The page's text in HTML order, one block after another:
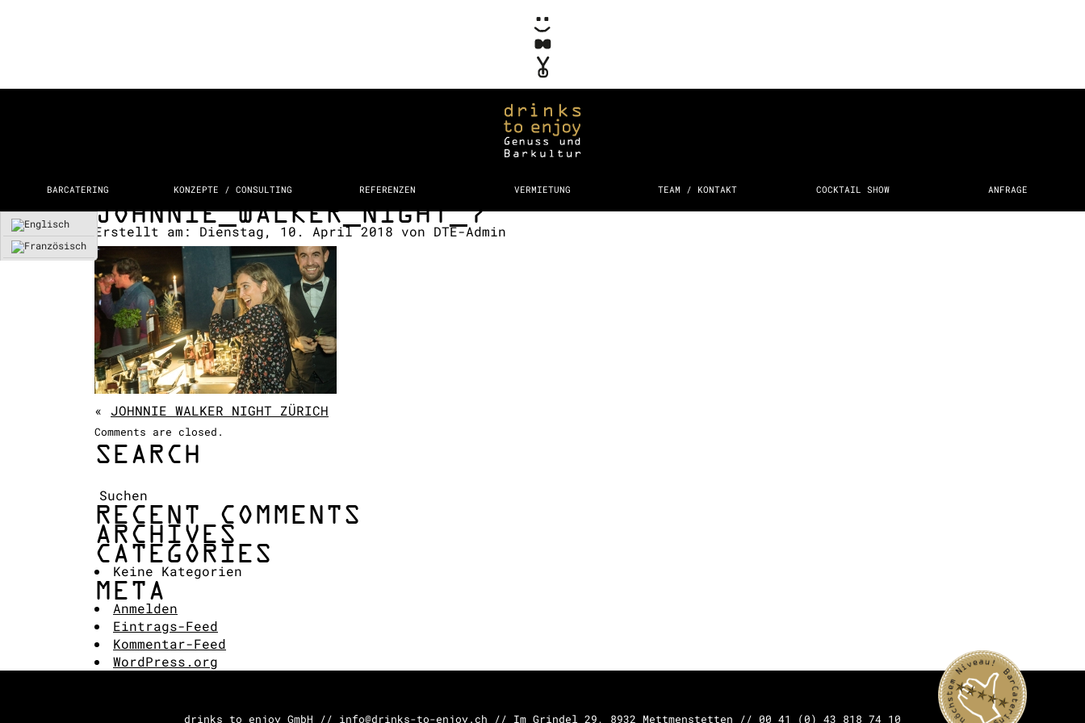
BARCATERING KONZEPTE / CONSULTING REFERENZEN VERMIETUNG TEAM / KONTAKT COCKTAIL SHOW ANFRAGE
JOHNNIE_WALKER_NIGHT_7
Erstellt am: Dienstag, 10. April 2018 von DTE-Admin
« JOHNNIE WALKER NIGHT ZÜRICH
Comments are closed.
SEARCH
RECENT COMMENTS
ARCHIVES
CATEGORIES
Keine Kategorien
META
Anmelden
Eintrags-Feed
Kommentar-Feed
WordPress.org
drinks to enjoy GmbH // info@drinks-to-enjoy.ch // Im Grindel 29, 8932 Mettmenstetten // 00 41 (0) 43 818 74 10